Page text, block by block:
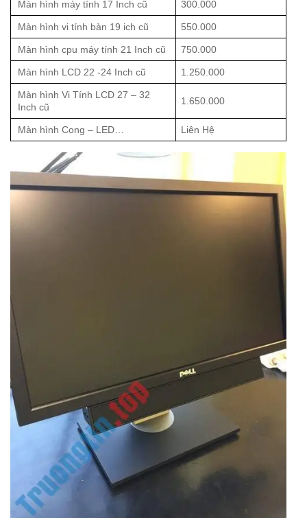
Màn hình máy tính 17 Inch cũ 300.000
Màn hình vi tính bàn 19 ich cũ 550.000
Màn hình cpu máy tính 21 Inch cũ 750.000
Màn hình LCD 22 -24 Inch cũ 1.250.000
Màn hình Vi Tính LCD 27 – 32
Inch cũ
1.650.000
Màn hình Cong – LED… Liên Hệ